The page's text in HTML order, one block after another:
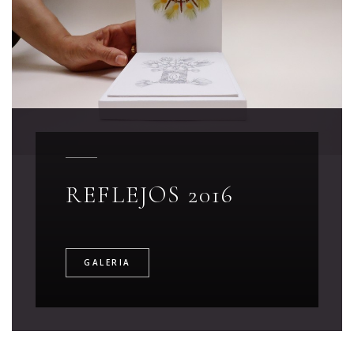
REFLEJOS 2016
GALERIA